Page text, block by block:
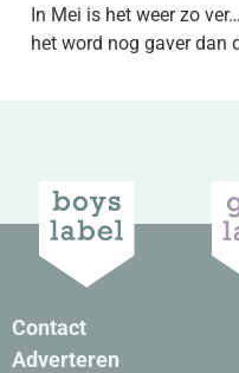
In Mei is het weer zo
het word nog gaver dan
Contact
Adverteren